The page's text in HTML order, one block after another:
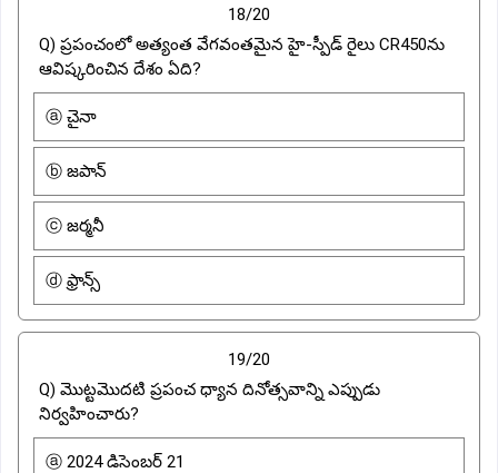
18/20
Q) ప్రపంచంలో అత్యంత వేగవంతమైన హై-స్పీడ్ రైలు CR450ను
ఆవిష్కరించిన దేశం ఏది?
ⓐ చైనా
ⓑ జపాన్
ⓒ జర్మనీ
ⓓ ఫ్రాన్స్
19/20
Q) మొట్టమొదటి ప్రపంచ ధ్యాన దినోత్సవాన్ని ఎప్పుడు
నిర్వహించారు?
ⓐ 2024 డిసెంబర్ 21